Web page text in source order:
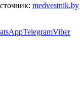
medvestnik.by
TelegramViber